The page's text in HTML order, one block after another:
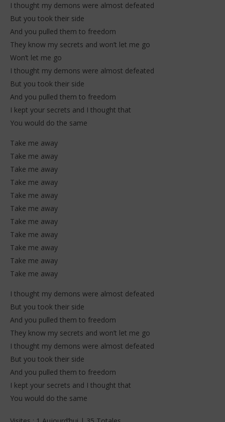
I thought my demons were almost defeated
But you took their side
And you pulled them to freedom
They know my secrets and won’t let me go
Won’t let me go
I thought my demons were almost defeated
But you took their side
And you pulled them to freedom
I kept your secrets and I thought that
You would do the same
Take me away
Take me away
Take me away
Take me away
Take me away
Take me away
Take me away
Take me away
Take me away
Take me away
Take me away
I thought my demons were almost defeated
But you took their side
And you pulled them to freedom
They know my secrets and won’t let me go
I thought my demons were almost defeated
But you took their side
And you pulled them to freedom
I kept your secrets and I thought that
You would do the same